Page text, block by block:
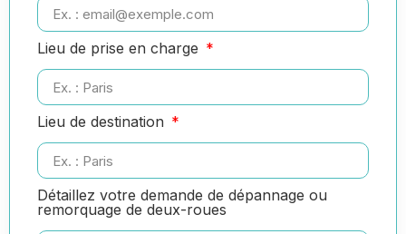
Lieu de prise en charge
Lieu de destination
Détaillez votre demande de dépannage ou
remorquage de deux-roues